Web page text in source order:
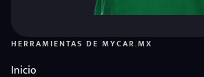
HERRAMIENTAS DE MYCAR.MX
Inicio